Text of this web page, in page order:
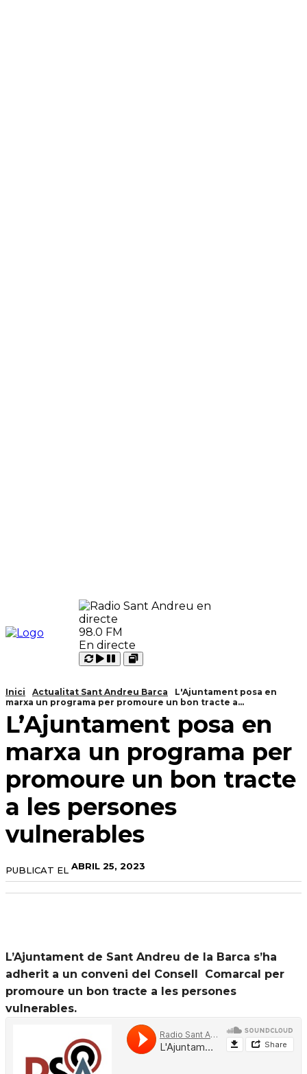
98.0 FM
En directe
Carregant
Reproduir
Pausar
Open
Inici Actualitat Sant Andreu Barca
L'Ajuntament posa en
marxa un programa per promoure un bon tracte a...
L’Ajuntament posa en
marxa un programa per
promoure un bon tracte
a les persones
vulnerables
PUBLICAT EL ABRIL 25, 2023
L’Ajuntament de Sant Andreu de la Barca s’ha
adherit a un conveni del Consell Comarcal per
promoure un bon tracte a les persones
vulnerables.